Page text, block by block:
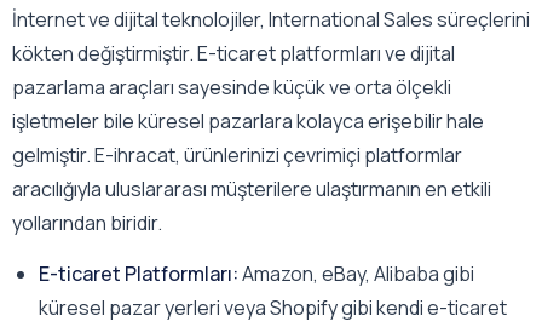
İnternet ve dijital teknolojiler, International Sales süreçlerini
kökten değiştirmiştir. E-ticaret platformları ve dijital
pazarlama araçları sayesinde küçük ve orta ölçekli
işletmeler bile küresel pazarlara kolayca erişebilir hale
gelmiştir. E-ihracat, ürünlerinizi çevrimiçi platformlar
aracılığıyla uluslararası müşterilere ulaştırmanın en etkili
yollarından biridir.
E-ticaret Platformları:Amazon, eBay, Alibaba gibi
küresel pazar yerleri veya Shopify gibi kendi e-ticaret